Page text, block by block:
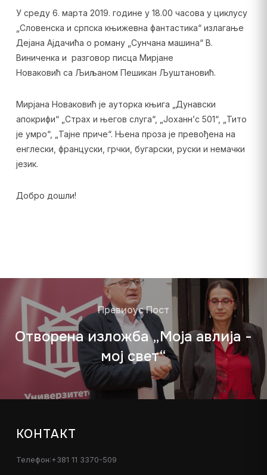
Усреду 6. марта 2019. године у 18.00 часова у циклусу
„Словенска и српска књижевна фантастика“ излагање
Дејана Ајдачића о роману „Сунчана машина“ В.
Виниченка и разговор писца Мирјане
Новаковић са Љиљаном Пешикан Љуштановић.
Мирјана Новаковић је ауторка књига „ Дунавски
апокрифи“ „Страх и његов слуга“, „Јоханн’с 501“, „Тито
је умро“, „Тајне приче“. Њена проза је превођена на
енглески, француски, грчки, бугарски, руски и немачки
језик.
Добро дошли!
Превиоус Пост
Отворена изложба „Моја авлија -
мој свет“
КОНТАКТ
Телефон:+381 11 3370-509